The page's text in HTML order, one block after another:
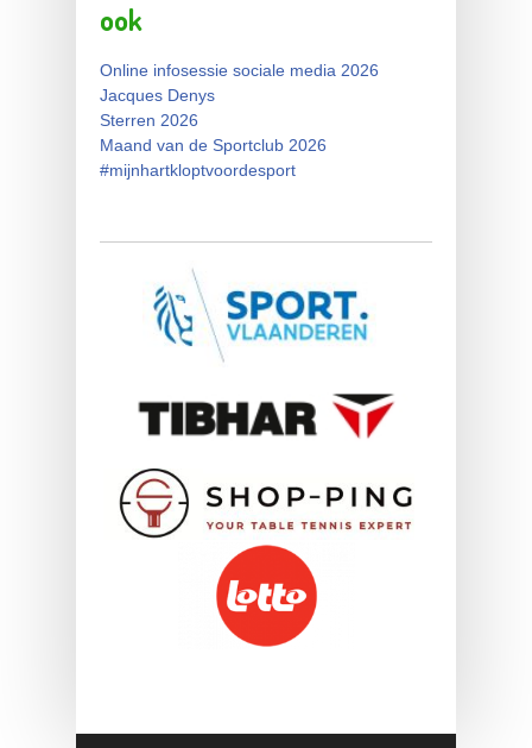
ook
Online infosessie sociale media 2026
Jacques Denys
Sterren 2026
Maand van de Sportclub 2026
#mijnhartkloptvoordesport